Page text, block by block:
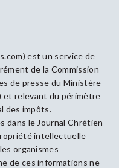
est un service de
de la Commission
de presse du Ministère
et relevant du périmètre
des impôts.
dans le Journal Chrétien
intellectuelle
organismes
de ces informations ne